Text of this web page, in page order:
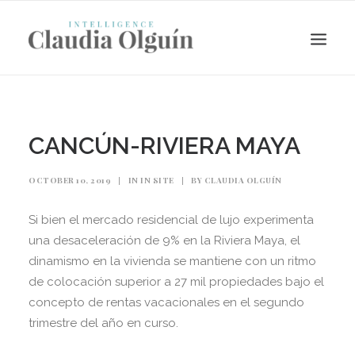
Search
CANCÚN-RIVIERA MAYA
OCTOBER 10, 2019 | IN IN SITE | BY CLAUDIA OLGUÍN
Si bien el mercado residencial de lujo experimenta
una desaceleración de 9% en la Riviera Maya, el
dinamismo en la vivienda se mantiene con un ritmo
de colocación superior a 27 mil propiedades bajo el
concepto de rentas vacacionales en el segundo
trimestre del año en curso.